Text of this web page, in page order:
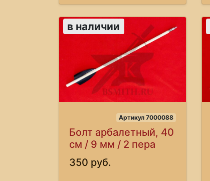
в наличии
Артикул 7000088
Болт арбалетный, 40
см / 9 мм / 2 пера
350 руб.